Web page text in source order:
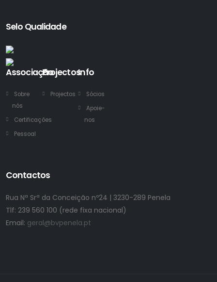
Selo Qualidade
Associação
Sobre
nós
Certificações
Pessoal
Projectos
Projectos
Info
Sócios
Apoie-
nos
Contactos
Rua Nª Srª da Conceição nº24 | 3230-289 Penela
Tlf: 239 560 100 (rede fixa nacional)
Email: geral@bvpenela.pt